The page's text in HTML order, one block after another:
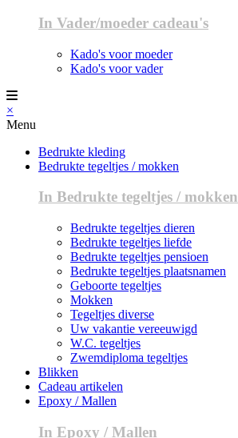
In Vader/moeder cadeau's
Kado's voor moeder
Kado's voor vader
×
Menu
Bedrukte kleding
Bedrukte tegeltjes / mokken
In Bedrukte tegeltjes / mokken
Bedrukte tegeltjes dieren
Bedrukte tegeltjes liefde
Bedrukte tegeltjes pensioen
Bedrukte tegeltjes plaatsnamen
Geboorte tegeltjes
Mokken
Tegeltjes diverse
Uw vakantie vereeuwigd
W.C. tegeltjes
Zwemdiploma tegeltjes
Blikken
Cadeau artikelen
Epoxy / Mallen
In Epoxy / Mallen